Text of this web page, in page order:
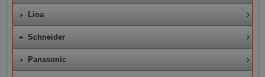
Lioa
Schneider
Panasonic